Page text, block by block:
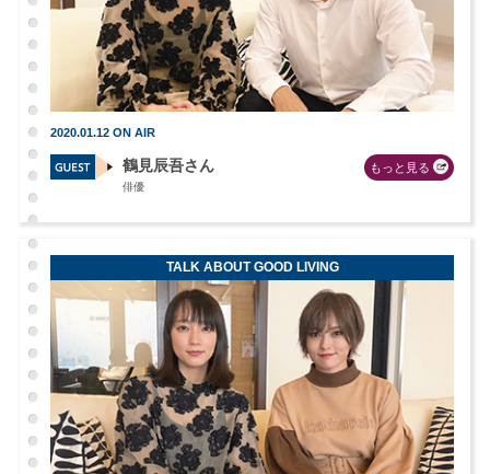
2020.01.12 ON AIR
鶴見辰吾さん
俳優
もっと見る
TALK ABOUT GOOD LIVING